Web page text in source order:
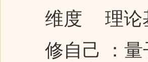
维度 理论
修自己 ：量